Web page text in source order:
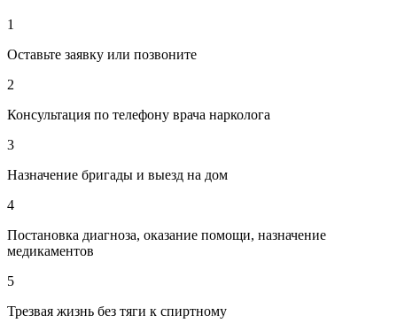
1
Оставьте заявку или позвоните
2
Консультация по телефону врача нарколога
3
Назначение бригады и выезд на дом
4
Постановка диагноза, оказание помощи, назначение
медикаментов
5
Трезвая жизнь без тяги к спиртному